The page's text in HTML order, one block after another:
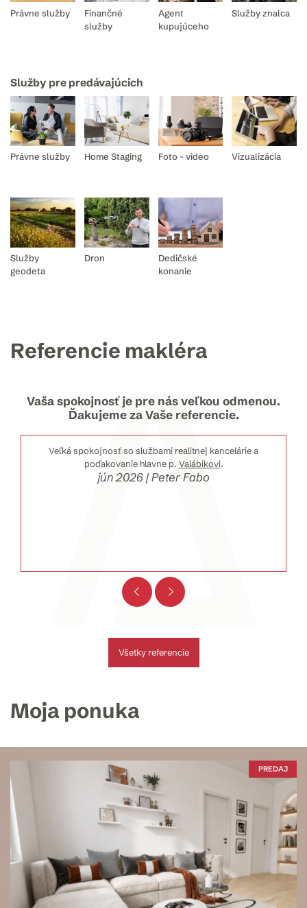
Právne služby
Finančné
služby
Agent
kupujúceho
Služby znalca
Služby pre predávajúcich
Právne služby Home Staging Foto - video Vizualizácia
Služby
geodeta
Dron
Dedičské
konanie
Referencie makléra
Vaša spokojnosť je pre nás veľkou odmenou.
Ďakujeme za Vaše referencie.
Veľká spokojnosť so službami realitnej kancelárie a
poďakovanie hlavne p. Valábikovi.
jún 2026 | Peter Fabo
Všetky referencie
Moja ponuka
PREDAJ